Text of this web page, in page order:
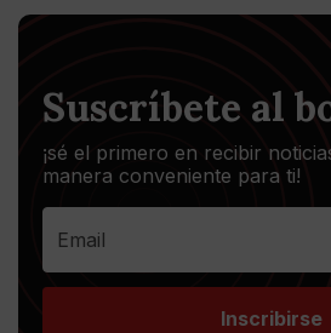
Suscríbete al
¡sé el primero en recibir
manera conveniente para ti!
Inscribirse